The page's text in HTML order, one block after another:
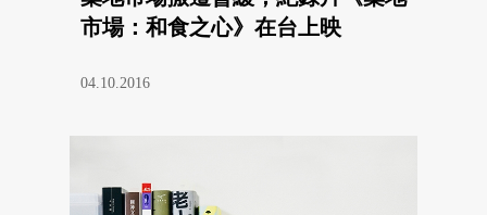
市場：和食之心》在台上映
04.10.2016